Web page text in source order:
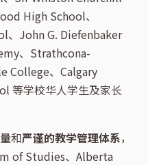
High School、
、John G. Diefenbaker
、Strathcona-
College、Calgary
等学校华人学生及家长
和严谨的教学管理体系，
of Studies、Alberta